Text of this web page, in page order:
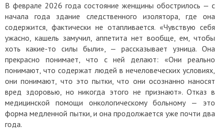
В феврале 2026 года состояние женщины обострилось — с
начала года здание следственного изолятора, где она
содержится, фактически не отапливается. «Чувствую себя
ужасно, кашель замучил, аппетита нет вообще, ем, чтобы
хоть какие-то силы были», — рассказывает узница. Она
прекрасно понимает, что с ней делают: «Они реально
понимают, что содержат людей в нечеловеческих условиях,
они понимают, что это пытки, что они осознанно наносят
вред здоровью, но никогда этого не признают». Отказ в
медицинской помощи онкологическому больному — это
форма медленной пытки, и она продолжается уже почти два
года.